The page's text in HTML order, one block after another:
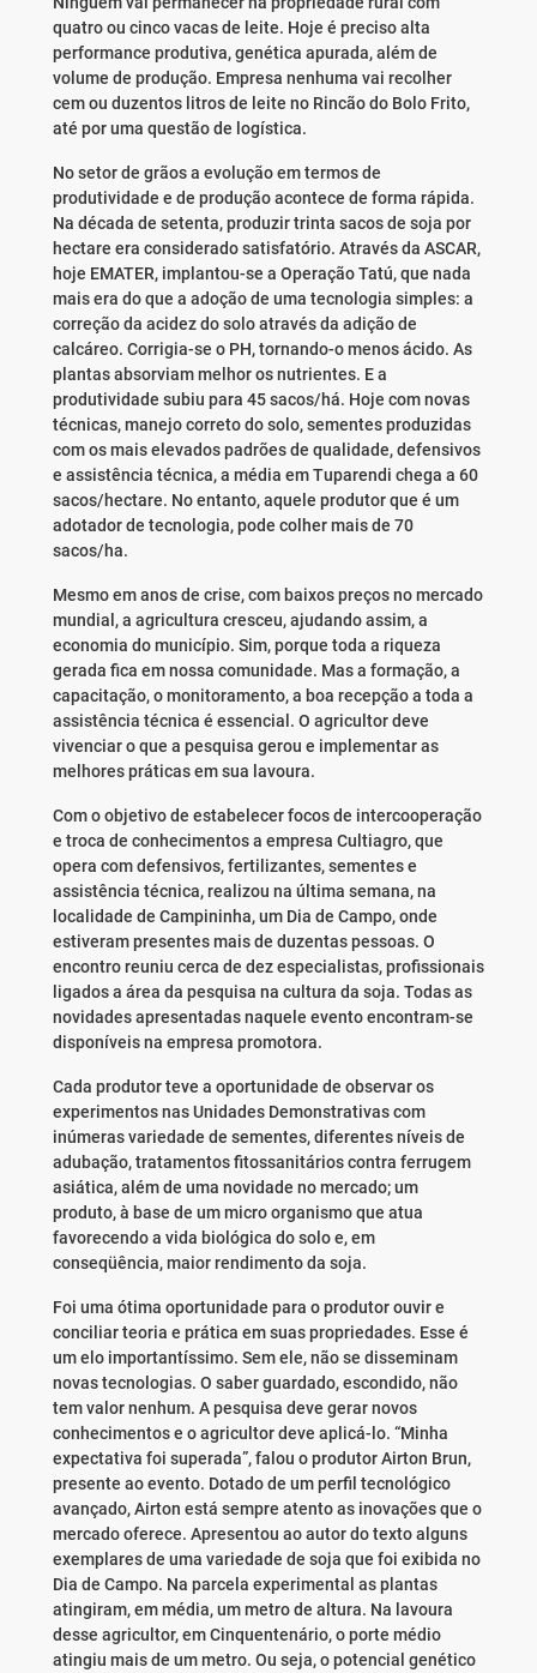
quatro ou cinco vacas de leite. Hoje é preciso alta
performance produtiva, genética apurada, além de
volume de produção. Empresa nenhuma vai recolher
cem ou duzentos litros de leite no Rincão do Bolo Frito,
até por uma questão de logística.
No setor de grãos a evolução em termos de
produtividade e de produção acontece de forma rápida.
Na década de setenta, produzir trinta sacos de soja por
hectare era considerado satisfatório. Através da ASCAR,
hoje EMATER, implantou-se a Operação Tatú, que nada
mais era do que a adoção de uma tecnologia simples: a
correção da acidez do solo através da adição de
calcáreo. Corrigia-se o PH, tornando-o menos ácido. As
plantas absorviam melhor os nutrientes. E a
produtividade subiu para 45 sacos/há. Hoje com novas
técnicas, manejo correto do solo, sementes produzidas
com os mais elevados padrões de qualidade, defensivos
e assistência técnica, a média em Tuparendi chega a 60
sacos/hectare. No entanto, aquele produtor que é um
adotador de tecnologia, pode colher mais de 70
sacos/ha.
Mesmo em anos de crise, com baixos preços no mercado
mundial, a agricultura cresceu, ajudando assim, a
economia do município. Sim, porque toda a riqueza
gerada fica em nossa comunidade. Mas a formação, a
capacitação, o monitoramento, a boa recepção a toda a
assistência técnica é essencial. O agricultor deve
vivenciar o que a pesquisa gerou e implementar as
melhores práticas em sua lavoura.
Com o objetivo de estabelecer focos de intercooperação
e troca de conhecimentos a empresa Cultiagro, que
opera com defensivos, fertilizantes, sementes e
assistência técnica, realizou na última semana, na
localidade de Campininha, um Dia de Campo, onde
estiveram presentes mais de duzentas pessoas. O
encontro reuniu cerca de dez especialistas, profissionais
ligados a área da pesquisa na cultura da soja. Todas as
novidades apresentadas naquele evento encontram-se
disponíveis na empresa promotora.
Cada produtor teve a oportunidade de observar os
experimentos nas Unidades Demonstrativas com
inúmeras variedade de sementes, diferentes níveis de
adubação, tratamentos fitossanitários contra ferrugem
asiática, além de uma novidade no mercado; um
produto, à base de um micro organismo que atua
favorecendo a vida biológica do solo e, em
conseqüência, maior rendimento da soja.
Foi uma ótima oportunidade para o produtor ouvir e
conciliar teoria e prática em suas propriedades. Esse é
um elo importantíssimo. Sem ele, não se disseminam
novas tecnologias. O saber guardado, escondido, não
tem valor nenhum. A pesquisa deve gerar novos
conhecimentos e o agricultor deve aplicá-lo. “Minha
expectativa foi superada”, falou o produtor Airton Brun,
presente ao evento. Dotado de um perfil tecnológico
avançado, Airton está sempre atento as inovações que o
mercado oferece. Apresentou ao autor do texto alguns
exemplares de uma variedade de soja que foi exibida no
Dia de Campo. Na parcela experimental as plantas
atingiram, em média, um metro de altura. Na lavoura
desse agricultor, em Cinquentenário, o porte médio
atingiu mais de um metro. Ou seja, o potencial genético